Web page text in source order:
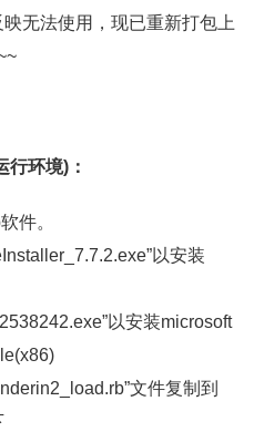
无法使用，现已重新打包上
行环境)：
件。
以安装
以安装microsoft
文件复制到